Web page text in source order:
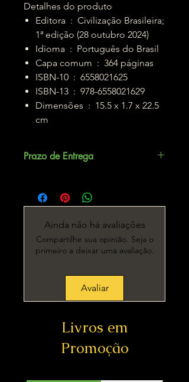
Detalhes do produto
Editora ‏ : ‎ Civilização Brasileira;
1ª edição (28 outubro 2024)
Idioma ‏ : ‎ Português do Brasil
Capa comum ‏ : ‎ 364 páginas
ISBN-10 ‏ : ‎ 6558021625
ISBN-13 ‏ : ‎ 978-6558021629
Dimensões ‏ : ‎ 15.5 x 1.7 x 22.5
cm
Prazo de Entrega
Ainda não há avaliações
Compartilhe sua opinião. Seja o
primeiro a deixar uma avaliação.
Avaliar
Livros em
Promoção